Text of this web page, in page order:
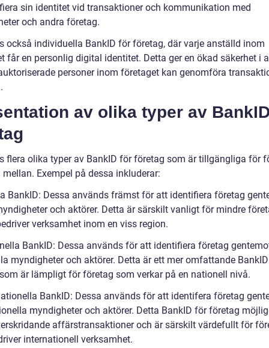
sin identitet vid transaktioner och kommunikation med
och andra företag.
också individuella BankID för företag, där varje anställd inom
får en personlig digital identitet. Detta ger en ökad säkerhet i
personer inom företaget kan genomföra
av olika typer av
flera olika typer av BankID för företag som är tillgängliga för
Exempel på dessa inkluderar:
BankID: Dessa används främst för att identifiera företag
och aktörer. Detta är särskilt vanligt för mindre
verksamhet inom en viss region.
BankID: Dessa används för att identifiera företag
myndigheter och aktörer. Detta är ett mer omfattande
är lämpligt för företag som verkar på en nationell nivå.
BankID: Dessa används för att identifera företag
myndigheter och aktörer. Detta BankID för företag
affärstransaktioner och är särskilt värdefullt för
internationell verksamhet.